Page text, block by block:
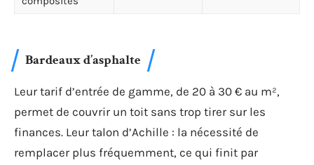
Bardeaux d’asphalte
Leur tarif d’entrée de gamme, de 20 à 30 € au m²,
permet de couvrir un toit sans trop tirer sur les
finances. Leur talon d’Achille : la nécessité de
remplacer plus fréquemment, ce qui finit par